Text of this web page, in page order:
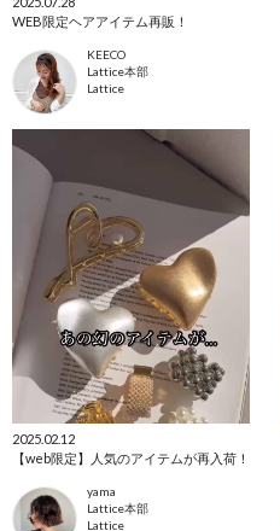
WEB限定ヘアアイテム再販！
KEECO
Lattice本部
Lattice
2025.02.12
【web限定】人気のアイテムが再入荷！
yama
Lattice本部
Lattice